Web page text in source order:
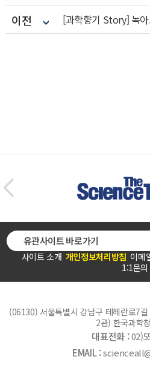
이전
사이트 소개 개인정보처리방침 이메
1:1문의
유관사이트 바로가기
(06130) 서울특별시 강남구 테헤란로7
2관) 한국과학
대표전화 :
EMAIL :